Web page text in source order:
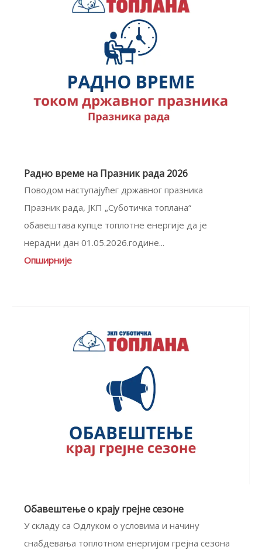
Радно време на Празник рада 2026
Поводом наступајућег државног празника
Празник рада, ЈКП „Суботичка топлана“
обавештава купце топлотне енергије да je
нерaдни дан 01.05.2026.године...
Опширније
Обавештење о крају грејне сезоне
У складу са Одлуком о условима и начину
снабдевања топлотном енергијом грејна сезона